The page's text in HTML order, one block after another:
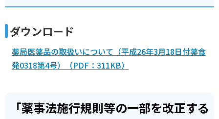
ダウンロード
薬局医薬品の取扱いについて（平成26年3月18日付薬食
発0318第4号）（PDF：311KB）
「薬事法施行規則等の一部を改正する